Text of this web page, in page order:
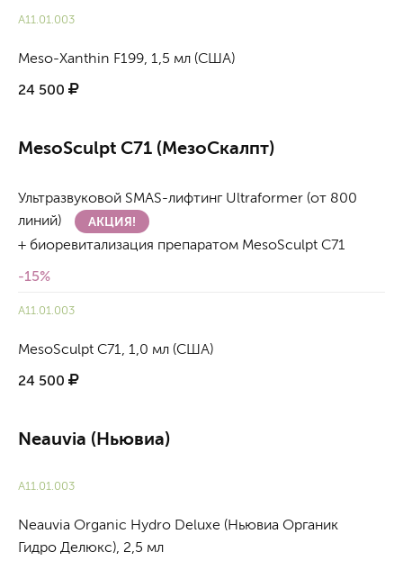
А11.01.003
Meso-Xanthin F199, 1,5 мл (США)
24 500
MesoSculpt C71 (МезоСкалпт)
Ультразвуковой SMAS-лифтинг Ultraformer (от 800
линий)
АКЦИЯ!
+ биоревитализация препаратом MesoSculpt C71
-15%
А11.01.003
MesoSculpt C71, 1,0 мл (США)
24 500
Neauvia (Ньювиа)
А11.01.003
Neauvia Organic Hydro Deluxe (Ньювиа Органик
Гидро Делюкс), 2,5 мл